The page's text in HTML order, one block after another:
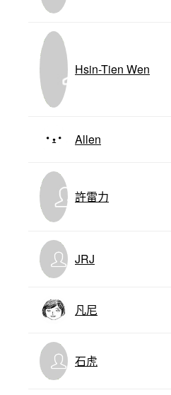
Hsin-Tien Wen
Allen
許雷力
JRJ
凡尼
石虎